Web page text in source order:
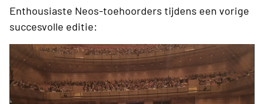
Enthousiaste Neos-toehoorders tijdens een vorige
succesvolle editie: